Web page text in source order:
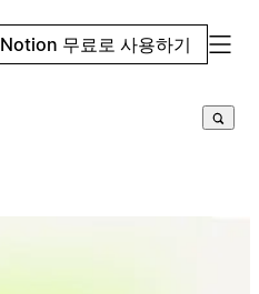
Notion 무료로 사용하기